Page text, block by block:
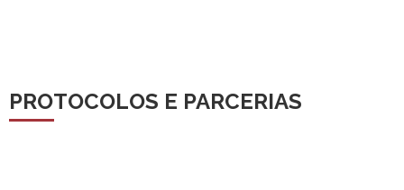
PROTOCOLOS E PARCERIAS